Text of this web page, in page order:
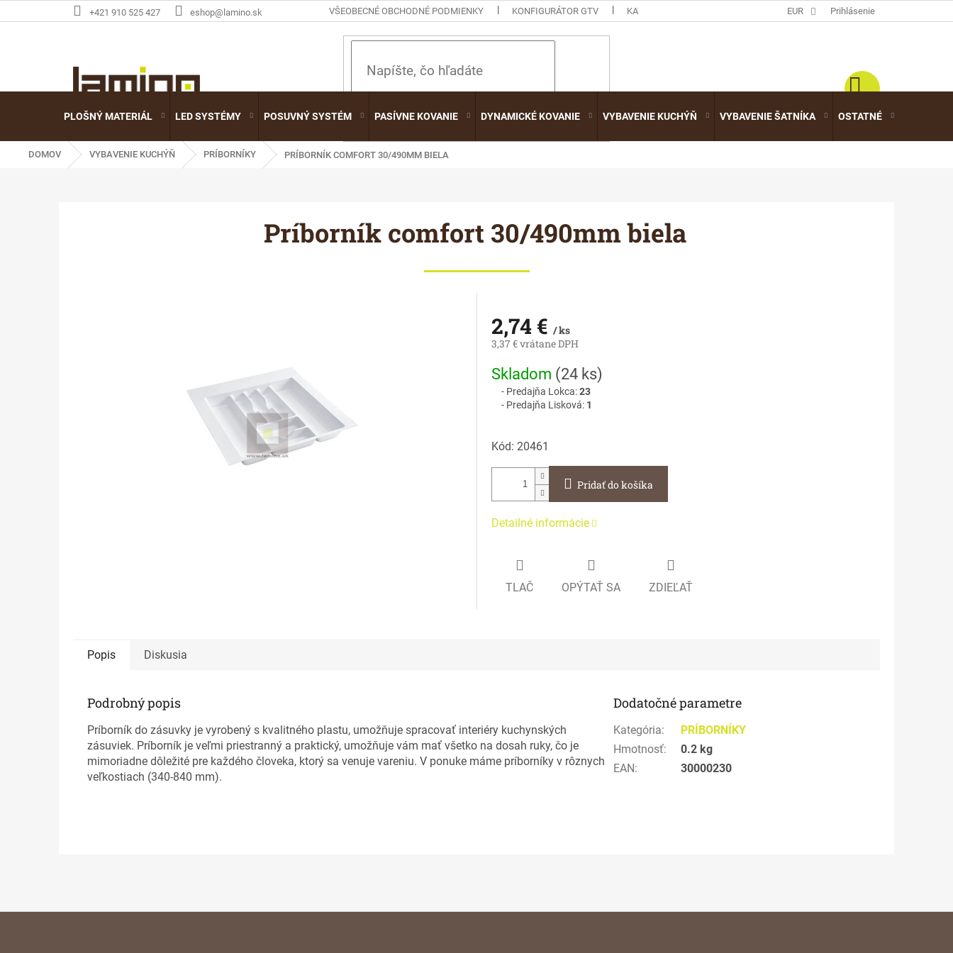
na
+421 910 525 427 eshop@lamino.sk VŠEOBECNÉ OBCHODNÉ PODMIENKY KONFIGURÁTOR GTV KATALÓGY EUR Prihlásenie
HĽADAŤ
PLOŠNÝ MATERIÁL LED SYSTÉMY POSUVNÝ SYSTÉM PASÍVNE KOVANIE DYNAMICKÉ KOVANIE VYBAVENIE KUCHÝŇ VYBAVENIE ŠATNÍKA OSTATNÉ
DOMOV VYBAVENIE KUCHÝŇ PRÍBORNÍKY PRÍBORNÍK COMFORT 30/490MM BIELA
Príborník comfort 30/490mm biela
2,74 € / ks
3,37 € vrátane DPH
Jednotková
cena:
Skladom (24 ks)
Predajňa Lokca:23
Predajňa Lisková: 1
Kód: 20461
Pridať do košíka
Detailné informácie
TLAČ OPÝTAŤ SA ZDIEĽAŤ
Popis Diskusia
Podrobný popis
Príborník do zásuvky je vyrobený s kvalitného plastu, umožňuje spracovať interiéry kuchynských
zásuviek. Príborník je veľmi priestranný a praktický, umožňuje vám mať všetko na dosah ruky, čo je
mimoriadne dôležité pre každého človeka, ktorý sa venuje vareniu. V ponuke máme príborníky v rôznych
veľkostiach (340-840 mm).
Dodatočné parametre
Kategória:
PRÍBORNÍKY
Hmotnosť:
0.2 kg
EAN: 30000230